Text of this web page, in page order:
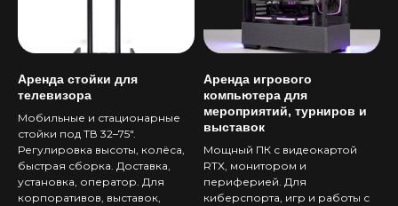
Аренда стойки для
телевизора
Мобильные и стационарные
стойки под ТВ 32–75".
Регулировка высоты, колёса,
быстрая сборка. Доставка,
установка, оператор. Для
корпоративов, выставок,
Аренда игрового
компьютера для
мероприятий, турниров и
выставок
Мощный ПК с видеокартой
RTX, монитором и
периферией. Для
киберспорта, игр и работы с
Наша команда подберет
контент и оформление под
тематику вашего мероприятия
СОЗДАДИМ УНИКАЛЬНУЮ
АТМОСФЕРУ